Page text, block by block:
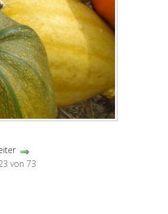
von 73